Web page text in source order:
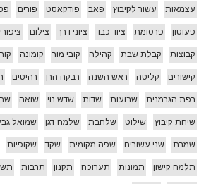
עצמאות עשור לקיבוץ פאב פודקאסט פורים
פעוטון פרסומת ציוד כבד ציוני דרך צילום
קבוצות קבלת שבת קהילה קובי מור קומונה
קישורים קליטה ראש השנה רבקה הרן רהיטים
רפת הגרמנית שבועות שדות שדש נוי שואה
שיחת קיבוץ שילוט שלהבת שלמה דגן שמואל
שמרת שני עשורים שפה מקומית שקד שקופיות
תלמה קישון תמונות תערוכה תקנון תרבות